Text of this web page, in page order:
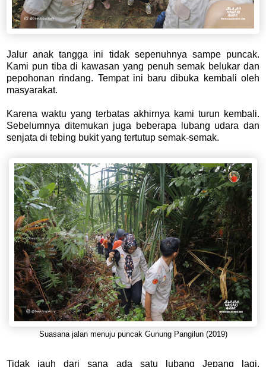
Jalur anak tangga ini tidak sepenuhnya sampe puncak.
Kami pun tiba di kawasan yang penuh semak belukar dan
pepohonan rindang. Tempat ini baru dibuka kembali oleh
masyarakat.
Karena waktu yang terbatas akhirnya kami turun kembali.
Sebelumnya ditemukan juga beberapa lubang udara dan
senjata di tebing bukit yang tertutup semak-semak.
Suasana jalan menuju puncak Gunung Pangilun (2019)
Tidak jauh dari sana ada satu lubang Jepang lagi.